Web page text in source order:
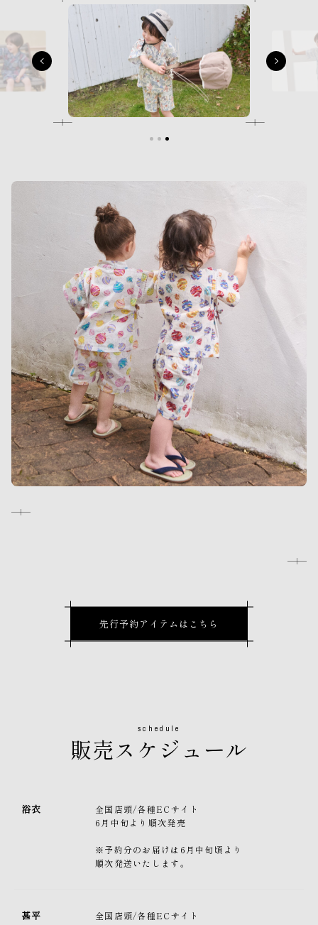
先行予約アイテムはこちら
schedule
販売スケジュール
浴衣
全国店頭/各種ECサイト
6月中旬より順次発売
※予約分のお届けは6月中旬頃より
順次発送いたします。
甚平
全国店頭/各種ECサイト